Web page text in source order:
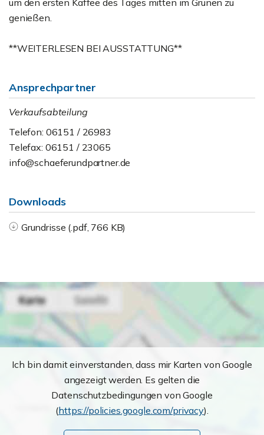
um den ersten Kaffee des Tages mitten im Grünen zu
genießen.
**WEITERLESEN BEI AUSSTATTUNG**
Ansprechpartner
Verkaufsabteilung
Telefon: 06151 / 26983
Telefax: 06151 / 23065
info@schaeferundpartner.de
Downloads
Grundrisse (.pdf, 766 KB)
Ich bin damit einverstanden, dass mir Karten von Google
angezeigt werden. Es gelten die
Datenschutzbedingungen von Google
(https://policies.google.com/privacy).